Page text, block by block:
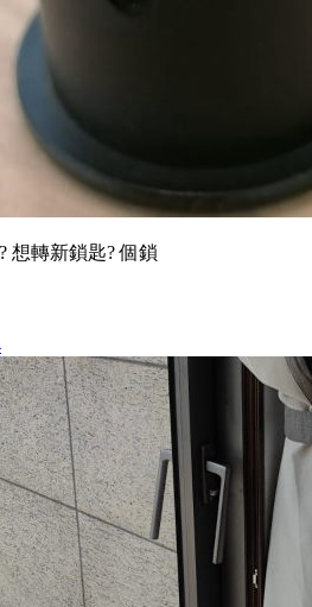
想轉新鎖匙? 個鎖